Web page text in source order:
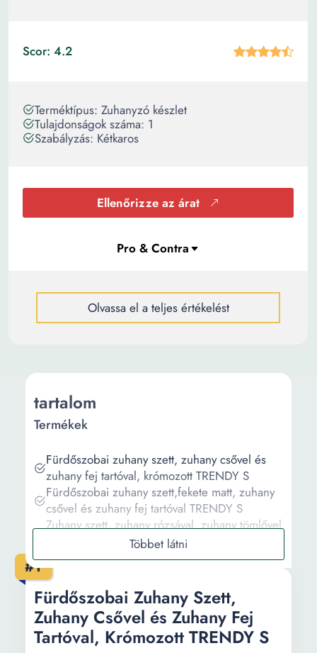
Scor: 4.2
Terméktípus: Zuhanyzó készlet
Tulajdonságok száma: 1
Szabályzás: Kétkaros
Ellenőrizze az árat
Olvassa el a teljes értékelést
#1
Fürdőszobai Zuhany Szett,
Zuhany Csővel és Zuhany Fej
Tartóval, Krómozott TRENDY S
tartalom
Termékek
Fürdőszobai zuhany szett, zuhany csővel és
zuhany fej tartóval, krómozott TRENDY S
Fürdőszobai zuhany szett,fekete matt, zuhany
csővel és zuhany fej tartóval TRENDY S
Zuhany szett, zuhany rózsával, zuhany tömlővel
és zuhany tartóval, rózsaszín arany TRENDY S
Zuhany szett, zuhany rózsával, zuhany tömlővel
és zuhany tartóval, rozsdamentes acélból
TRENDY S
Zuhany szett, zuhany rózsával, zuhany tömlővel
és zuhany tartóval, krómozott TRENDY S